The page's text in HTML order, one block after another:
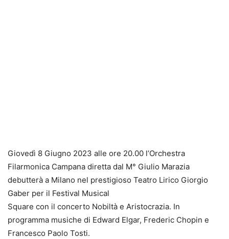
Giovedì 8 Giugno 2023 alle ore 20.00 l’Orchestra
Filarmonica Campana diretta dal M° Giulio Marazia
debutterà a Milano nel prestigioso Teatro Lirico Giorgio
Gaber per il Festival Musical
Square con il concerto Nobiltà e Aristocrazia. In
programma musiche di Edward Elgar, Frederic Chopin e
Francesco Paolo Tosti.